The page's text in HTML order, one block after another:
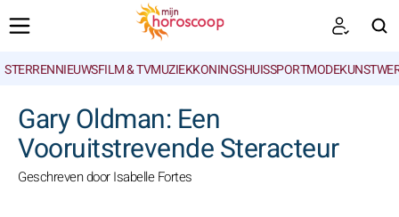
STERRENNIEUWSFILM & TVMUZIEKKONINGSHUISSPORTMODE
Gary Oldman: Een
Vooruitstrevende Steracteur
Geschreven door Isabelle Fortes